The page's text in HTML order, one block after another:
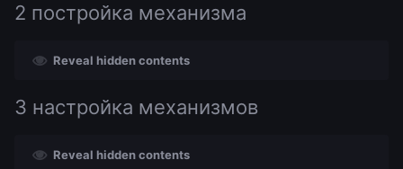
2 постройка механизма
Reveal hidden contents
3 настройка механизмов
Reveal hidden contents